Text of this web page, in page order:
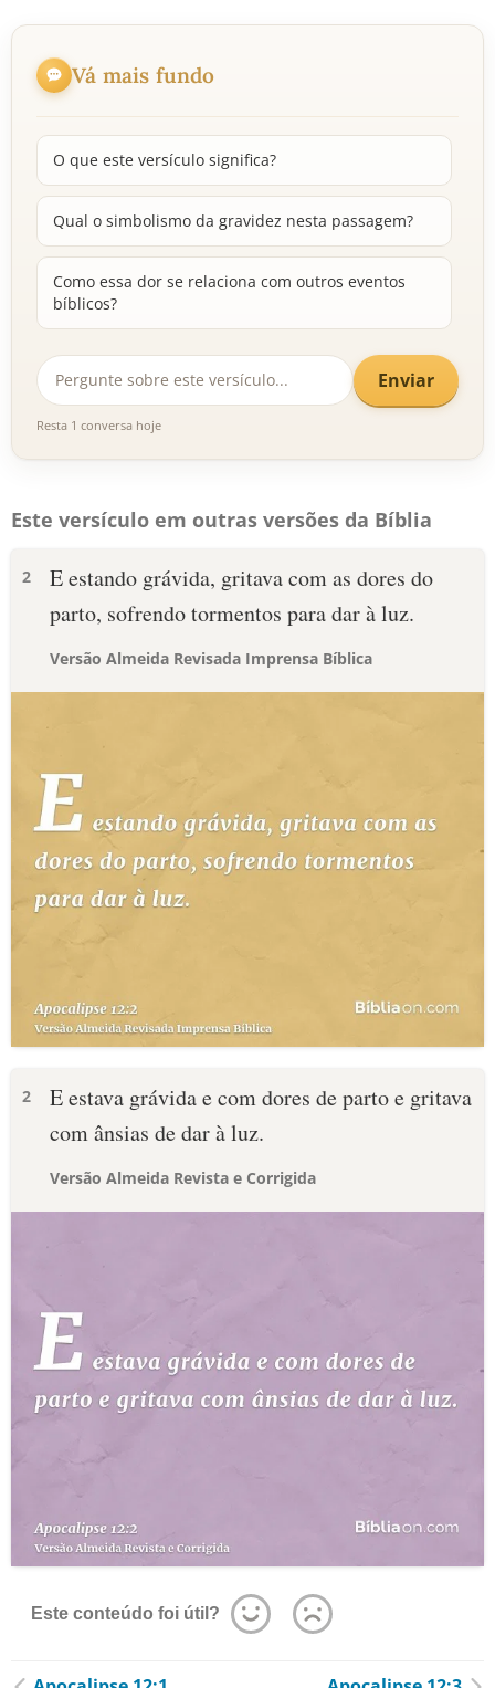
Vá mais fundo
O que este versículo significa?
Qual o simbolismo da gravidez nesta passagem?
Como essa dor se relaciona com outros eventos
bíblicos?
Enviar
Resta 1 conversa hoje
Este versículo em outras versões da Bíblia
2
E estando grávida, gritava com as dores do
parto, sofrendo tormentos para dar à luz.
Versão Almeida Revisada Imprensa Bíblica
2
E estava grávida e com dores de parto e gritava
com ânsias de dar à luz.
Versão Almeida Revista e Corrigida
Este conteúdo foi útil?